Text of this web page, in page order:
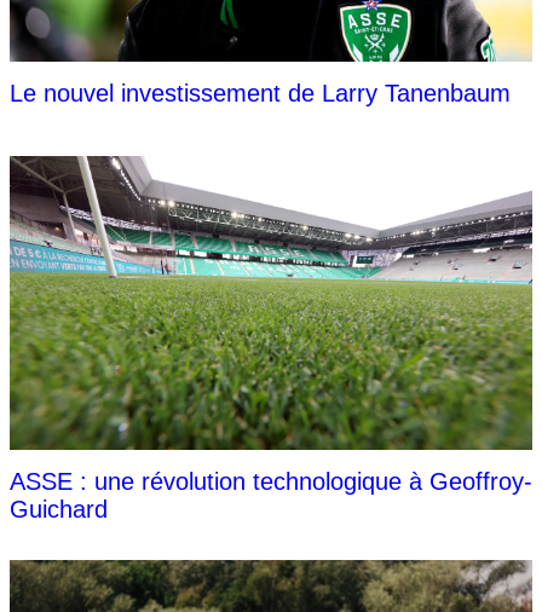
Le nouvel investissement de Larry Tanenbaum
ASSE : une révolution technologique à Geoffroy-
Guichard